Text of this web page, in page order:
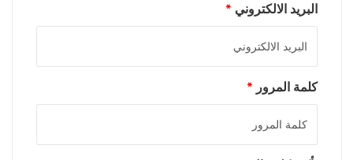
البريد الالكتروني *
كلمة المرور *